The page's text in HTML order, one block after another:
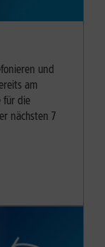
und
am
für die
nächsten 7